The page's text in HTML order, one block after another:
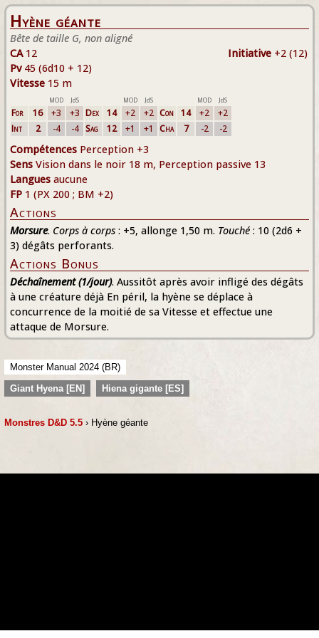
Hyène géante
Bête de taille G, non aligné
Initiative +2 (12)
CA12
Pv45 (6d10 + 12)
Vitesse 15 m
MOD JdS MOD JdS MOD JdS
For 16 +3 +3 Dex 14 +2 +2 Con 14 +2
+2
Int
2 -4 -4 Sag 12 +1 +1 Cha 7 -2 -2
Compétences Perception +3
Sens Vision dans le noir 18 m, Perception passive 13
Langues aucune
FP 1 (PX 200 ; BM +2)
Actions
Morsure. Corps à corps : +5, allonge 1,50 m. Touché : 10 (2d6 +
3) dégâts perforants.
Actions Bonus
Déchaînement (1/jour). Aussitôt après avoir infligé des dégâts
à une créature déjà En péril, la hyène se déplace à
concurrence de la moitié de sa Vitesse et effectue une
attaque de Morsure.
Monster Manual 2024 (BR)
Giant Hyena [EN]
Hiena gigante [ES]
Monstres D&D 5.5 › Hyène géante